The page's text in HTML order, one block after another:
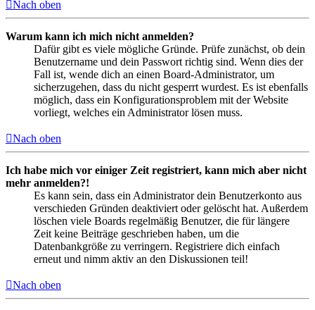
Nach oben
Warum kann ich mich nicht anmelden?
Dafür gibt es viele mögliche Gründe. Prüfe zunächst, ob dein
Benutzername und dein Passwort richtig sind. Wenn dies der
Fall ist, wende dich an einen Board-Administrator, um
sicherzugehen, dass du nicht gesperrt wurdest. Es ist ebenfalls
möglich, dass ein Konfigurationsproblem mit der Website
vorliegt, welches ein Administrator lösen muss.
Nach oben
Ich habe mich vor einiger Zeit registriert, kann mich aber nicht
mehr anmelden?!
Es kann sein, dass ein Administrator dein Benutzerkonto aus
verschieden Gründen deaktiviert oder gelöscht hat. Außerdem
löschen viele Boards regelmäßig Benutzer, die für längere
Zeit keine Beiträge geschrieben haben, um die
Datenbankgröße zu verringern. Registriere dich einfach
erneut und nimm aktiv an den Diskussionen teil!
Nach oben